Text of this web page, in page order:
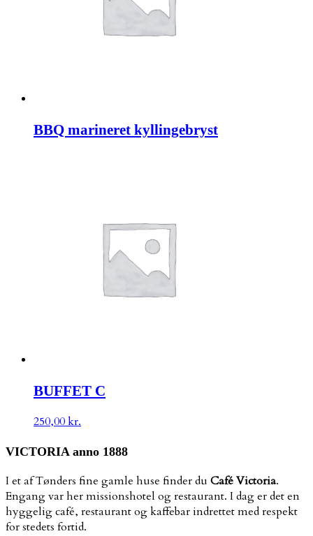
BBQ marineret kyllingebryst
BUFFET C
250,00kr.
VICTORIA anno 1888
I et af Tønders fine gamle huse finder du Café Victoria.
Engang var her missionshotel og restaurant. I dag er det en
hyggelig café, restaurant og kaffebar indrettet med respekt
for stedets fortid.